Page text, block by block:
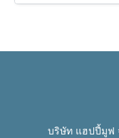
บริษัท แฮปปี้มูฟ